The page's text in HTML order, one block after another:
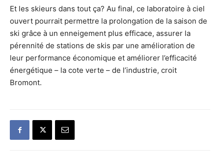
Et les skieurs dans tout ça? Au final, ce laboratoire à ciel
ouvert pourrait permettre la prolongation de la saison de
ski grâce à un enneigement plus efficace, assurer la
pérennité de stations de skis par une amélioration de
leur performance économique et améliorer l’efficacité
énergétique – la cote verte – de l’industrie, croit
Bromont.